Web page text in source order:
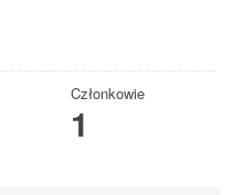
Członkowie
1